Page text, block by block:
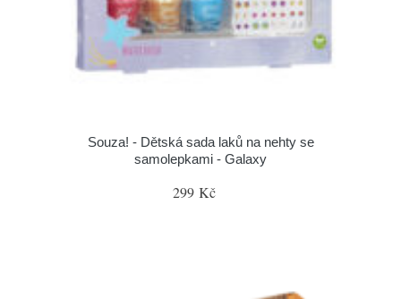
Souza! - Dětská sada laků na nehty se
samolepkami - Galaxy
299 Kč